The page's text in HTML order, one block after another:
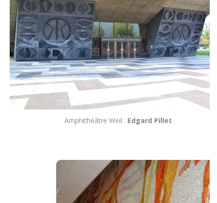
Amphithéâtre Weil : Edgard Pillet